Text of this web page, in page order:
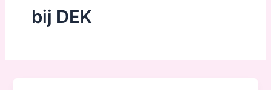
bij DEK